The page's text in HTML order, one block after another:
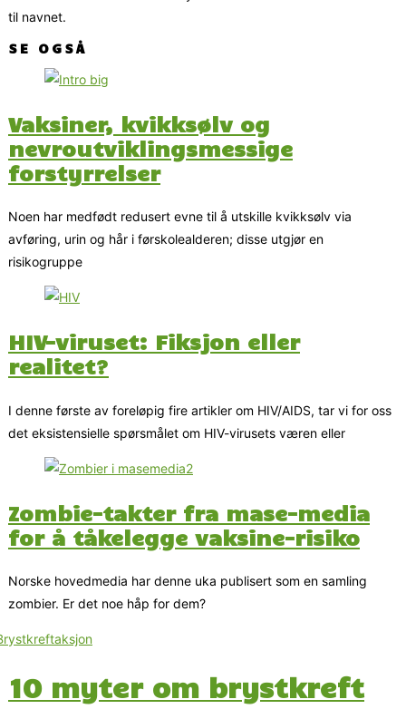
til navnet.
SE OGSÅ
Vaksiner, kvikksølv og
nevroutviklingsmessige
forstyrrelser
Noen har medfødt redusert evne til å utskille kvikksølv via
avføring, urin og hår i førskolealderen; disse utgjør en
risikogruppe
HIV-viruset: Fiksjon eller
realitet?
I denne første av foreløpig fire artikler om HIV/AIDS, tar vi for oss
det eksistensielle spørsmålet om HIV-virusets væren eller
Zombie-takter fra mase-media
for å tåkelegge vaksine-risiko
Norske hovedmedia har denne uka publisert som en samling
zombier. Er det noe håp for dem?
10 myter om brystkreft